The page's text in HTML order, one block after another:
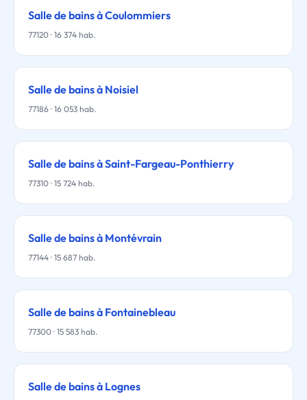
Salle de bains à Coulommiers
77120 · 16 374 hab.
Salle de bains à Noisiel
77186 · 16 053 hab.
Salle de bains à Saint-Fargeau-Ponthierry
77310 · 15 724 hab.
Salle de bains à Montévrain
77144 · 15 687 hab.
Salle de bains à Fontainebleau
77300 · 15 583 hab.
Salle de bains à Lognes